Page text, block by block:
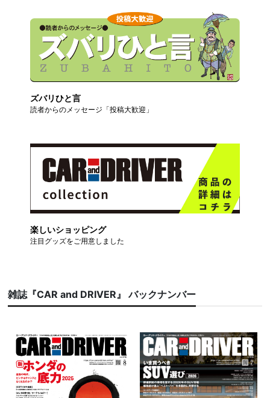
ズバリひと言
読者からのメッセージ「投稿大歓迎」
楽しいショッピング
注目グッズをご用意しました
雑誌『CAR and DRIVER』 バックナンバー